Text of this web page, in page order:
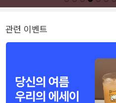
관련 이벤트